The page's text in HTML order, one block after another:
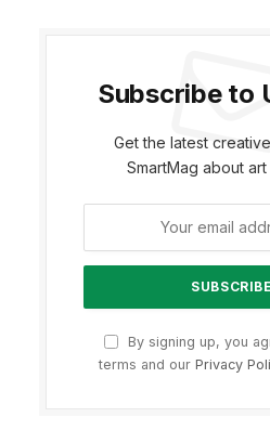
Subscribe to
Get the latest
SmartMag about
By signing up, you
terms and our Privacy